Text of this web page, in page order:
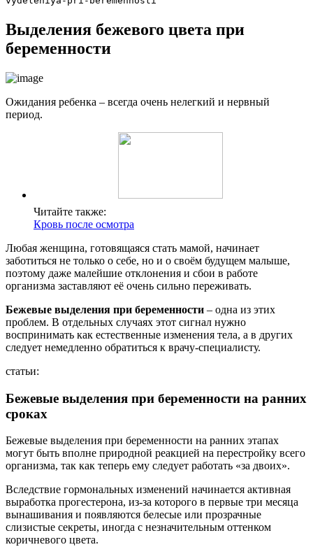
Выделения бежевого цвета при
беременности
Ожидания ребенка – всегда очень нелегкий и нервный
период.
Читайте также:
Кровь после осмотра
Любая женщина, готовящаяся стать мамой, начинает
заботиться не только о себе, но и о своём будущем малыше,
поэтому даже малейшие отклонения и сбои в работе
организма заставляют её очень сильно переживать.
Бежевые выделения при беременности – одна из этих
проблем. В отдельных случаях этот сигнал нужно
воспринимать как естественные изменения тела, а в других
следует немедленно обратиться к врачу-специалисту.
статьи:
Бежевые выделения при беременности на ранних
сроках
Бежевые выделения при беременности на ранних этапах
могут быть вполне природной реакцией на перестройку всего
организма, так как теперь ему следует работать «за двоих».
Вследствие гормональных изменений начинается активная
выработка прогестерона, из-за которого в первые три месяца
вынашивания и появляются белесые или прозрачные
слизистые секреты, иногда с незначительным оттенком
коричневого цвета.